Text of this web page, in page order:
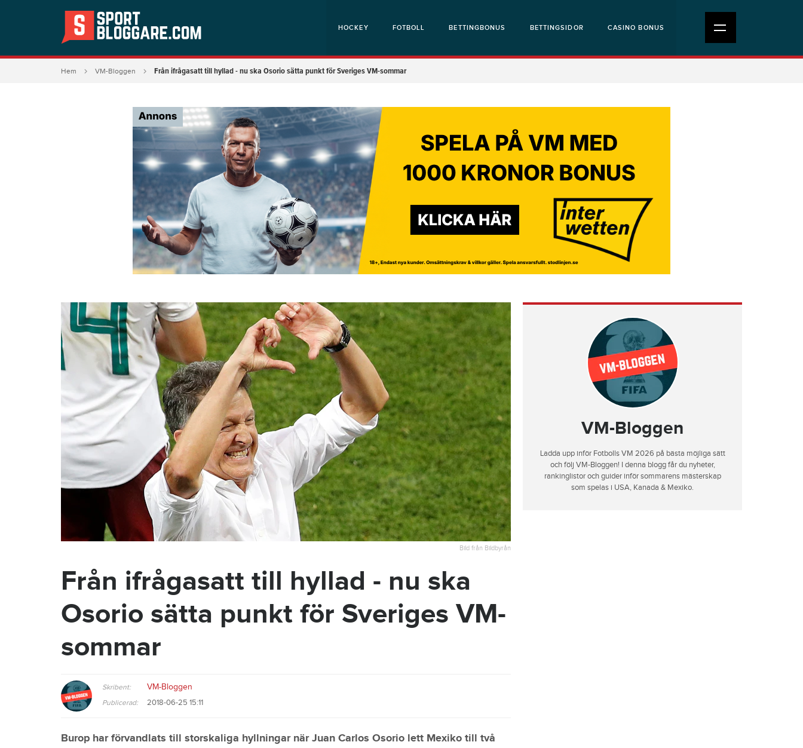
HOCKEY FOTBOLL BETTINGBONUS BETTINGSIDOR CASINO BONUS
Hem VM-Bloggen Från ifrågasatt till hyllad - nu ska Osorio sätta punkt för Sveriges VM-sommar
Bild från Bildbyrån
Från ifrågasatt till hyllad - nu ska
Osorio sätta punkt för Sveriges VM-
sommar
Skribent: VM-Bloggen
Publicerad: 2018-06-25 15:11
Burop har förvandlats till storskaliga hyllningar när Juan Carlos Osorio lett Mexiko till två
VM-Bloggen
Ladda upp inför Fotbolls VM 2026 på bästa möjliga sätt
och följ VM-Bloggen! I denna blogg får du nyheter,
rankinglistor och guider inför sommarens mästerskap
som spelas i USA, Kanada & Mexiko.